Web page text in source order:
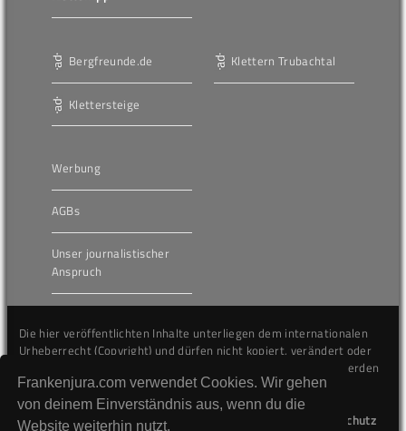
Frankenjura.com verwendet Cookies. Wir gehen
von deinem Einverständnis aus, wenn du die
Website weiterhin nutzt.
Bergfreunde.de
Klettersteige
Klettern Trubachtal
Werbung
AGBs
Unser journalistischer
Anspruch
Die hier veröffentlichten Inhalte unterliegen dem internationalen
Urheberrecht (Copyright) und dürfen nicht kopiert, verändert oder
unverändert wiederveröffentlicht werden. Gegen Verstöße werden
wir auf juristischem Wege vorgehen.
Datenschutz